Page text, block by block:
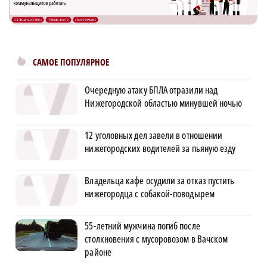
САМОЕ ПОПУЛЯРНОЕ
Очередную атаку БПЛА отразили над
Нижегородской областью минувшей ночью
12 уголовных дел завели в отношении
нижегородских водителей за пьяную езду
Владельца кафе осудили за отказ пустить
нижегородца с собакой-поводырем
55-летний мужчина погиб после
столкновения с мусоровозом в Вачском
районе